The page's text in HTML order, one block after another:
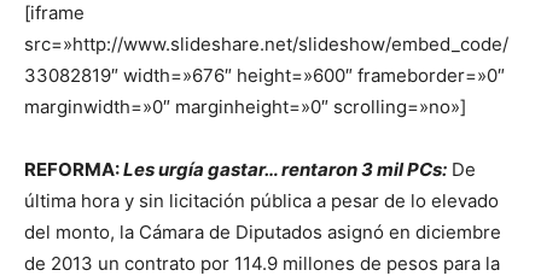
[iframe
src=»http://www.slideshare.net/slideshow/embed_code/
33082819″ width=»676″ height=»600″ frameborder=»0″
marginwidth=»0″ marginheight=»0″ scrolling=»no»]
REFORMA:Les urgía gastar… rentaron 3 mil PCs: De
última hora y sin licitación pública a pesar de lo elevado
del monto, la Cámara de Diputados asignó en diciembre
de 2013 un contrato por 114.9 millones de pesos para la